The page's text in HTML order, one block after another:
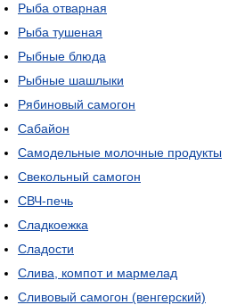
Рыба отварная
Рыба тушеная
Рыбные блюда
Рыбные шашлыки
Рябиновый самогон
Сабайон
Самодельные молочные продукты
Свекольный самогон
СВЧ-печь
Сладкоежка
Сладости
Слива, компот и мармелад
Сливовый самогон (венгерский)